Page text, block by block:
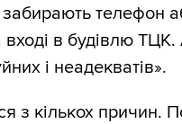
забирають телефон
вході в будівлю
і неадекватів».
з кількох причин.